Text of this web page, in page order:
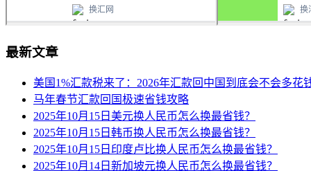
最新文章
美国1%汇款税来了：2026年汇款回中国到底会不会多花
马年春节汇款回国极速省钱攻略
2025年10月15日美元换人民币怎么换最省钱？
2025年10月15日韩币换人民币怎么换最省钱？
2025年10月15日印度卢比换人民币怎么换最省钱？
2025年10月14日新加坡元换人民币怎么换最省钱？